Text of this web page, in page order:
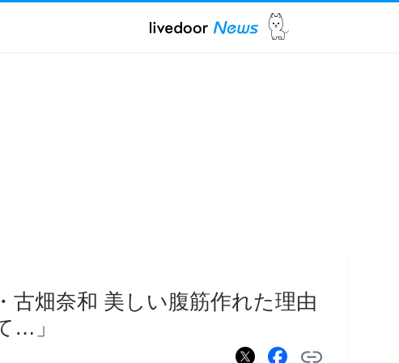
古畑奈和 美しい腹筋作れた理由
…」